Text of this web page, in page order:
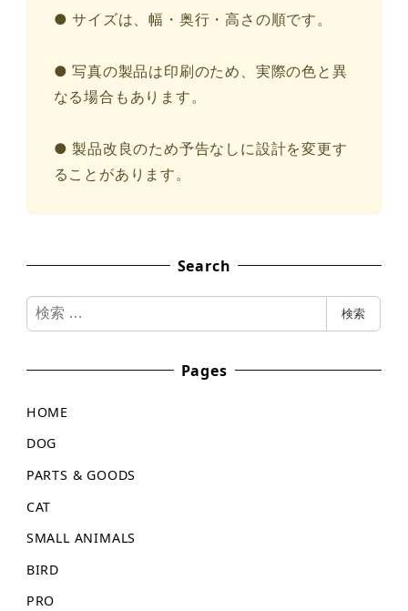
● サイズは、幅・奥行・高さの順です。
● 写真の製品は印刷のため、実際の色と異
なる場合もあります。
● 製品改良のため予告なしに設計を変更す
ることがあります。
Search
検
索
検索
Pages
HOME
DOG
PARTS & GOODS
CAT
SMALL ANIMALS
BIRD
PRO